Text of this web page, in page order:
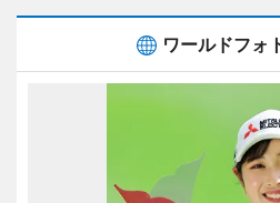
ワールドフォ